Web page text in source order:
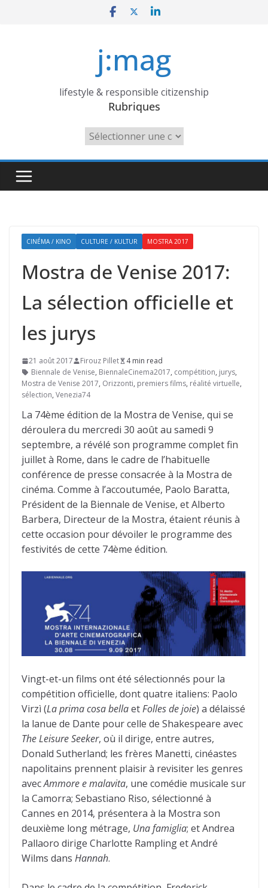
j:mag
lifestyle & responsible citizenship
Rubriques
Rubriques
CINÉMA / KINO CULTURE / KULTUR MOSTRA 2017
Mostra de Venise 2017:
La sélection officielle et
les jurys
21 août 2017 Firouz Pillet
4 min read
Biennale de Venise, BiennaleCinema2017, compétition, jurys,
Mostra de Venise 2017, Orizzonti, premiers films, réalité virtuelle,
sélection, Venezia74
La 74ème édition de la Mostra de Venise, qui se
déroulera du mercredi 30 août au samedi 9
septembre, a révélé son programme complet fin
juillet à Rome, dans le cadre de l’habituelle
conférence de presse consacrée à la Mostra de
cinéma. Comme à l’accoutumée, Paolo Baratta,
Président de la Biennale de Venise, et Alberto
Barbera, Directeur de la Mostra, étaient réunis à
cette occasion pour dévoiler le programme des
festivités de cette 74ème édition.
Vingt-et-un films ont été sélectionnés pour la
compétition officielle, dont quatre italiens: Paolo
Virzì (La prima cosa bellaetFolles de joie) a délaissé
la lanue de Dante pour celle de Shakespeare avec
The Leisure Seeker, où il dirige, entre autres,
Donald Sutherland; les frères Manetti, cinéastes
napolitains prennent plaisir à revisiter les genres
avecAmmore e malavita, une comédie musicale sur
la Camorra; Sebastiano Riso, sélectionné à
Cannes en 2014, présentera à la Mostra son
deuxième long métrage, Una famiglia; et Andrea
Pallaoro dirige Charlotte Rampling et André
Wilms dans Hannah.